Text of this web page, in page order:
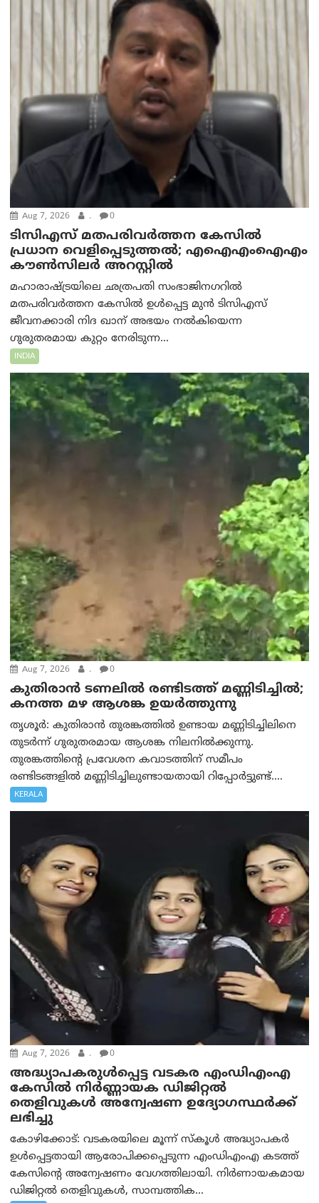
Aug 7, 2026 . 0
ടിസിഎസ് മതപരിവർത്തന കേസിൽ
പ്രധാന വെളിപ്പെടുത്തൽ; എഐഎംഐഎം
കൗൺസിലർ അറസ്റ്റിൽ
മഹാരാഷ്ട്രയിലെ ഛത്രപതി സംഭാജിനഗറിൽ
മതപരിവർത്തന കേസിൽ ഉൾപ്പെട്ട മുൻ ടിസിഎസ്
ജീവനക്കാരി നിദ ഖാന് അഭയം നൽകിയെന്ന
ഗുരുതരമായ കുറ്റം നേരിടുന്ന...
INDIA
Aug 7, 2026 . 0
കുതിരാൻ ടണലിൽ രണ്ടിടത്ത് മണ്ണിടിച്ചിൽ;
കനത്ത മഴ ആശങ്ക ഉയർത്തുന്നു
തൃശൂർ: കുതിരാൻ തുരങ്കത്തിൽ ഉണ്ടായ മണ്ണിടിച്ചിലിനെ
തുടർന്ന് ഗുരുതരമായ ആശങ്ക നിലനിൽക്കുന്നു.
തുരങ്കത്തിന്റെ പ്രവേശന കവാടത്തിന് സമീപം
രണ്ടിടങ്ങളിൽ മണ്ണിടിച്ചിലുണ്ടായതായി റിപ്പോർട്ടുണ്ട്....
KERALA
Aug 7, 2026 . 0
അദ്ധ്യാപകരുള്‍പ്പെട്ട വടകര എംഡി‌എം‌എ
കേസില്‍ നിര്‍ണ്ണായക ഡിജിറ്റല്‍
തെളിവുകള്‍ അന്വേഷണ ഉദ്യോഗസ്ഥര്‍ക്ക്
ലഭിച്ചു
കോഴിക്കോട്: വടകരയിലെ മൂന്ന് സ്കൂൾ അദ്ധ്യാപകർ
ഉൾപ്പെട്ടതായി ആരോപിക്കപ്പെടുന്ന എംഡിഎംഎ കടത്ത്
കേസിന്റെ അന്വേഷണം വേഗത്തിലായി. നിർണായകമായ
ഡിജിറ്റൽ തെളിവുകൾ, സാമ്പത്തിക...